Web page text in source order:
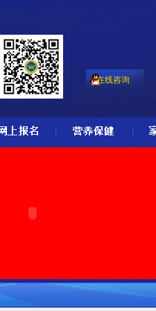
在线咨询